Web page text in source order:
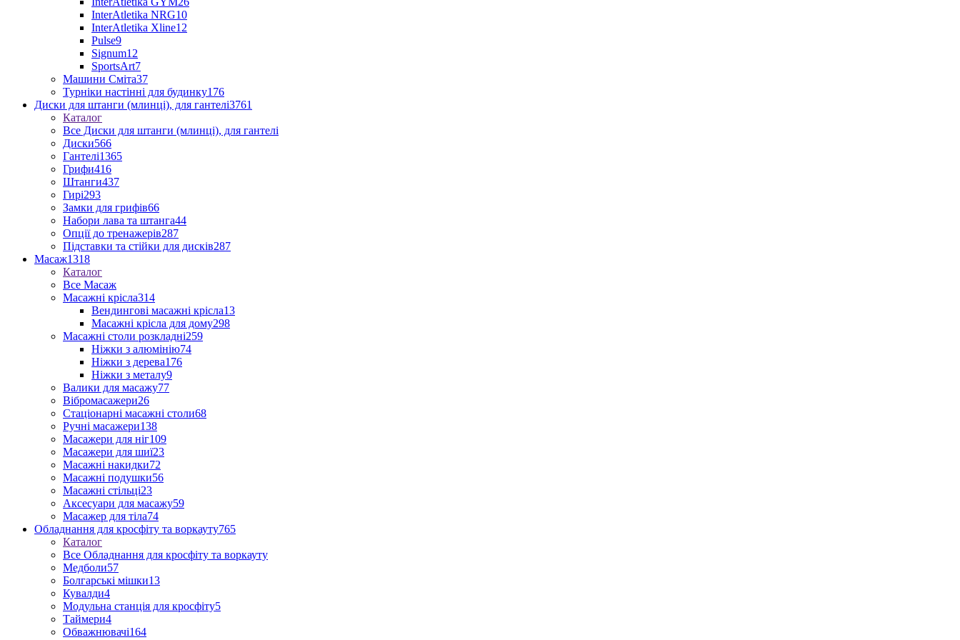
InterAtletika NRG10
InterAtletika Xline12
Pulse9
Signum12
SportsArt7
Машини Сміта37
Турніки настінні для будинку176
Диски для штанги (млинці), для гантелі3761
Каталог
Все Диски для штанги (млинці), для гантелі
Диски566
Гантелі1365
Грифи416
Штанги437
Гирі293
Замки для грифів66
Набори лава та штанга44
Опції до тренажерів287
Підставки та стійки для дисків287
Масаж1318
Каталог
Все Масаж
Масажні крісла314
Вендингові масажні крісла13
Масажні крісла для дому298
Масажні столи розкладні259
Ніжки з алюмінію74
Ніжки з дерева176
Ніжки з металу9
Валики для масажу77
Вібромасажери26
Стаціонарні масажні столи68
Ручні масажери138
Масажери для ніг109
Масажери для шиї23
Масажні накидки72
Масажні подушки56
Масажні стільці23
Аксесуари для масажу59
Масажер для тіла74
Обладнання для кросфіту та воркауту765
Каталог
Все Обладнання для кросфіту та воркауту
Медболи57
Болгарські мішки13
Кувалди4
Модульна станція для кросфіту5
Таймери4
Обважнювачі164